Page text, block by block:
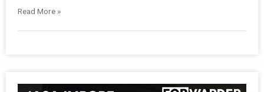
Read More »